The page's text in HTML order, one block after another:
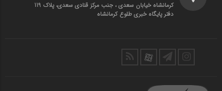
کرمانشاه خیابان سعدی ، جنب مرکز قنادی سعدی، پلاک 119
دفتر پایگاه خبری طلوع کرمانشاه